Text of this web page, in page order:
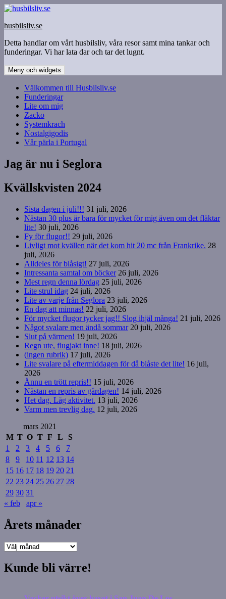
Hoppa
innehåll
husbilsliv.se
Detta handlar om vårt husbilsliv, våra resor samt mina tankar och
funderingar. Vi har lata dar och tar det lugnt.
Meny och widgets
Välkommen till Husbilsliv.se
Funderingar
Lite om mig
Zacko
Systemkrach
Nostalgigodis
Vår pärla i Portugal
Jag är nu i Seglora
Kvällskvisten 2024
Sista dagen i juli!!! 31 juli, 2026
Nästan 30 plus är bara för mycket för mig även om det fläktar
lite! 30 juli, 2026
Fy för flugor!! 29 juli, 2026
Livligt mot kvällen när det kom hit 20 mc från Frankrike. 28
juli, 2026
Alldeles för blåsigt! 27 juli, 2026
Intressanta samtal om böcker 26 juli, 2026
Mest regn denna lördag 25 juli, 2026
Lite strul idag 24 juli, 2026
Lite av varje från Seglora 23 juli, 2026
En dag att minnas! 22 juli, 2026
För mycket flugor tycker jag!! Slog ihjäl många! 21 juli, 2026
Något svalare men ändå sommar 20 juli, 2026
Slut på värmen! 19 juli, 2026
Regn ute, flugjakt inne! 18 juli, 2026
(ingen rubrik) 17 juli, 2026
Lite svalare på eftermiddagen för då blåste det lite! 16 juli,
2026
Ännu en trött repris!! 15 juli, 2026
Nästan en repris av gårdagen! 14 juli, 2026
Het dag. Låg aktivitet. 13 juli, 2026
Varm men trevlig dag. 12 juli, 2026
mars 2021
M T O T F L
S
1
2 3 4 5 6
7
8
9 10 11 12 13 14
15 16 17 18 19 20 21
22 23 24 25 26 27 28
29 30 31
« feb
apr »
Årets månader
Årets
Kunde bli värre!